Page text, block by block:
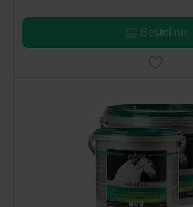
Bestel nu